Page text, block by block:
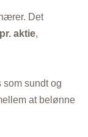
Det
aktie,
som sundt og
at belønne